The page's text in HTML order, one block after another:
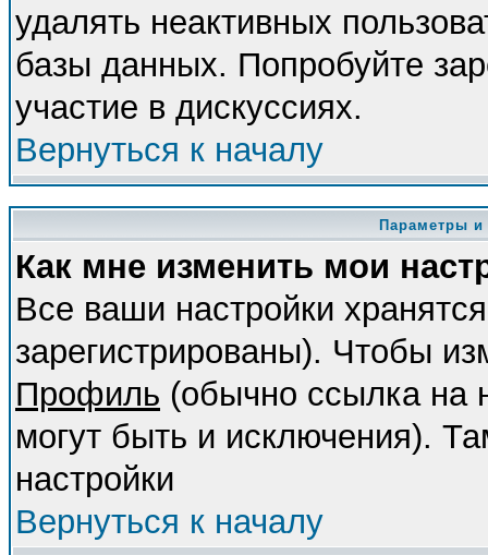
удалять неактивных
базы данных. Попробуйте
участие в дискуссиях.
Вернуться к началу
Параметры и
Как мне изменить мои
Все ваши настройки
зарегистрированы). Чтобы
Профиль (обычно ссылка на
могут быть и исключения).
настройки
Вернуться к началу